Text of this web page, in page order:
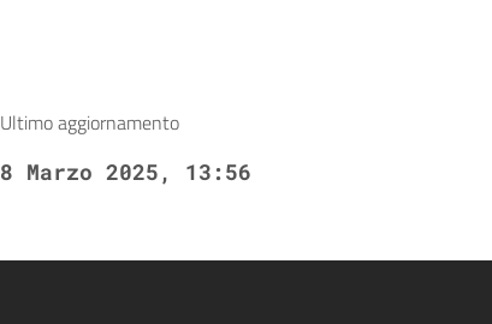
Ultimo aggiornamento
8 Marzo 2025, 13:56